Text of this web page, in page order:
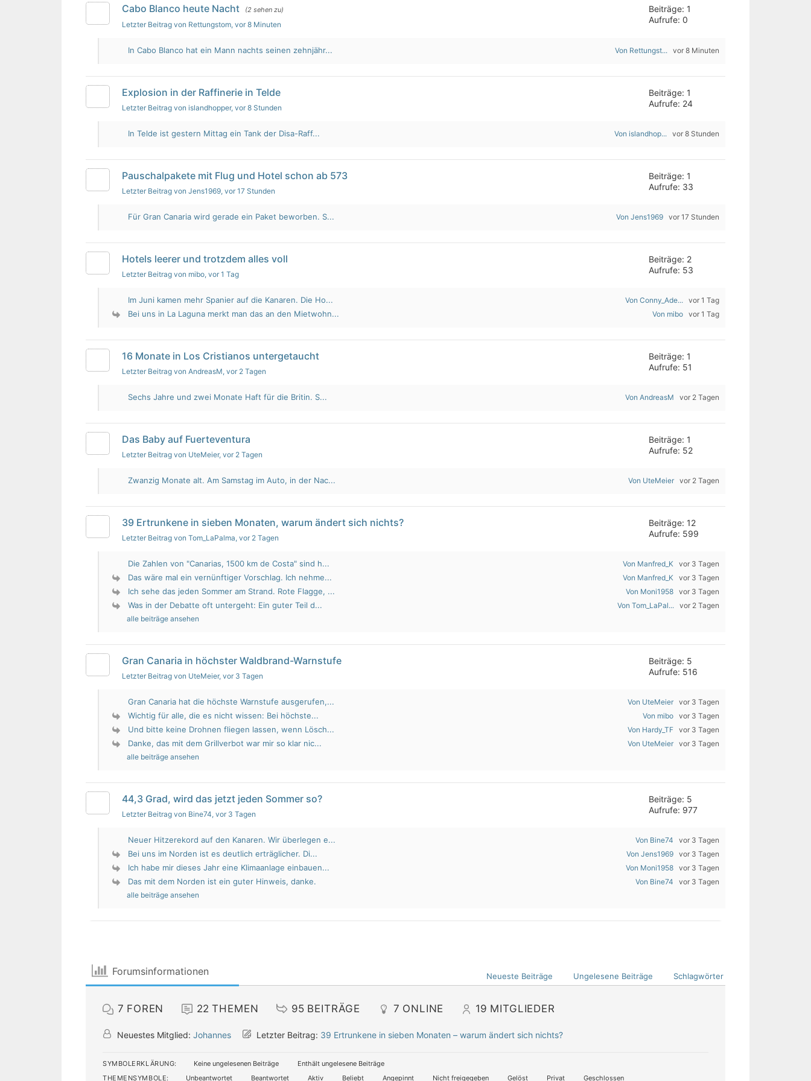
Cabo Blanco heute Nacht (2 sehen zu)
Letzter Beitrag von Rettungstom, vor 8 Minuten
Beiträge: 1
Aufrufe: 0
In Cabo Blanco hat ein Mann nachts seinen zehnjähr... Von Rettungst... vor 8 Minuten
Explosion in der Raffinerie in Telde
Letzter Beitrag von islandhopper, vor 8 Stunden
Beiträge: 1
Aufrufe: 24
In Telde ist gestern Mittag ein Tank der Disa-Raff... Von islandhop... vor 8 Stunden
Pauschalpakete mit Flug und Hotel schon ab 573
Letzter Beitrag von Jens1969, vor 17 Stunden
Beiträge: 1
Aufrufe: 33
Für Gran Canaria wird gerade ein Paket beworben. S... Von Jens1969 vor 17 Stunden
Hotels leerer und trotzdem alles voll
Letzter Beitrag von mibo, vor 1 Tag
Beiträge: 2
Aufrufe: 53
Im Juni kamen mehr Spanier auf die Kanaren. Die Ho... Von Conny_Ade... vor 1 Tag
Bei uns in La Laguna merkt man das an den Mietwohn... Von mibo vor 1 Tag
16 Monate in Los Cristianos untergetaucht
Letzter Beitrag von AndreasM, vor 2 Tagen
Beiträge: 1
Aufrufe: 51
Sechs Jahre und zwei Monate Haft für die Britin. S... Von AndreasM vor 2 Tagen
Das Baby auf Fuerteventura
Letzter Beitrag von UteMeier, vor 2 Tagen
Beiträge: 1
Aufrufe: 52
Zwanzig Monate alt. Am Samstag im Auto, in der Nac... Von UteMeier vor 2 Tagen
39 Ertrunkene in sieben Monaten, warum ändert sich nichts?
Letzter Beitrag von Tom_LaPalma, vor 2 Tagen
Beiträge: 12
Aufrufe: 599
Die Zahlen von "Canarias, 1500 km de Costa" sind h... Von Manfred_K vor 3 Tagen
Das wäre mal ein vernünftiger Vorschlag. Ich nehme... Von Manfred_K vor 3 Tagen
Ich sehe das jeden Sommer am Strand. Rote Flagge, ... Von Moni1958 vor 3 Tagen
Was in der Debatte oft untergeht: Ein guter Teil d... Von Tom_LaPal... vor 2 Tagen
alle beiträge ansehen
Gran Canaria in höchster Waldbrand-Warnstufe
Letzter Beitrag von UteMeier, vor 3 Tagen
Beiträge: 5
Aufrufe: 516
Gran Canaria hat die höchste Warnstufe ausgerufen,... Von UteMeier vor 3 Tagen
Wichtig für alle, die es nicht wissen: Bei höchste... Von mibo vor 3 Tagen
Und bitte keine Drohnen fliegen lassen, wenn Lösch... Von Hardy_TF vor 3 Tagen
Danke, das mit dem Grillverbot war mir so klar nic... Von UteMeier vor 3 Tagen
alle beiträge ansehen
44,3 Grad, wird das jetzt jeden Sommer so?
Letzter Beitrag von Bine74, vor 3 Tagen
Beiträge: 5
Aufrufe: 977
Neuer Hitzerekord auf den Kanaren. Wir überlegen e... Von Bine74 vor 3 Tagen
Bei uns im Norden ist es deutlich erträglicher. Di... Von Jens1969 vor 3 Tagen
Ich habe mir dieses Jahr eine Klimaanlage einbauen... Von Moni1958 vor 3 Tagen
Das mit dem Norden ist ein guter Hinweis, danke. Von Bine74 vor 3 Tagen
alle beiträge ansehen
Forumsinformationen Neueste Beiträge Ungelesene Beiträge Schlagwörter
7 FOREN 22 THEMEN 95 BEITRÄGE 7 ONLINE 19 MITGLIEDER
Neuestes Mitglied: Johannes Letzter Beitrag: 39 Ertrunkene in sieben Monaten – warum ändert sich nichts?
SYMBOLERKLÄRUNG: Keine ungelesenen Beiträge
Enthält ungelesene Beiträge
THEMENSYMBOLE:
Unbeantwortet Beantwortet Aktiv Beliebt Angepinnt Nicht freigegeben Gelöst Privat Geschlossen